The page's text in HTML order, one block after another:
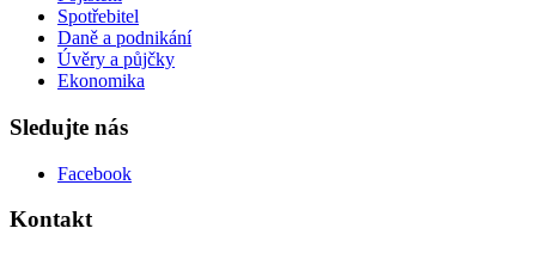
Spotřebitel
Daně a podnikání
Úvěry a půjčky
Ekonomika
Sledujte nás
Facebook
Kontakt